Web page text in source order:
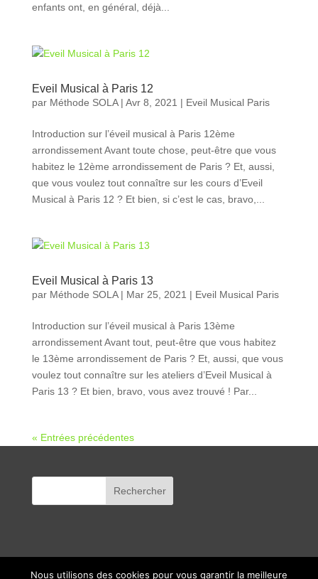
enfants ont, en général, déjà...
Eveil Musical à Paris 12
par Méthode SOLA| Avr 8, 2021 | Eveil Musical Paris
Introduction sur l’éveil musical à Paris 12ème
arrondissement Avant toute chose, peut-être que vous
habitez le 12ème arrondissement de Paris ? Et, aussi,
que vous voulez tout connaître sur les cours d’Eveil
Musical à Paris 12 ? Et bien, si c’est le cas, bravo,...
Eveil Musical à Paris 13
par Méthode SOLA| Mar 25, 2021 | Eveil Musical Paris
Introduction sur l’éveil musical à Paris 13ème
arrondissement Avant tout, peut-être que vous habitez
le 13ème arrondissement de Paris ? Et, aussi, que vous
voulez tout connaître sur les ateliers d’Eveil Musical à
Paris 13 ? Et bien, bravo, vous avez trouvé ! Par...
« Entrées précédentes
Nous utilisons des cookies pour vous garantir la meilleure